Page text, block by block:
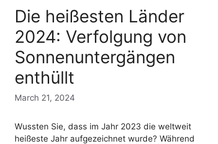
Die heißesten Länder
2024: Verfolgung von
Sonnenuntergängen
enthüllt
March 21, 2024
Wussten Sie, dass im Jahr 2023 die weltweit
heißeste Jahr aufgezeichnet wurde? Während